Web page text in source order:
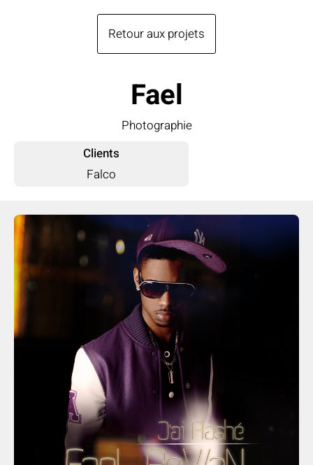
Retour aux projets
Fael
Photographie
Clients
Falco